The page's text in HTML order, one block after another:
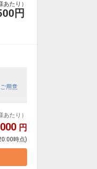
たり）
円
用意
たり）
円
時点)